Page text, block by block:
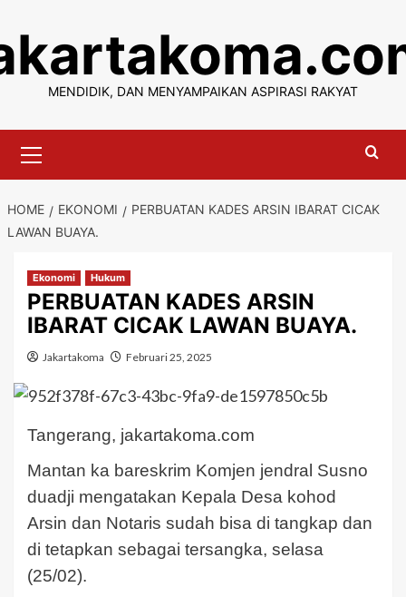
content
MENDIDIK, DAN MENYAMPAIKAN ASPIRASI RAKYAT
Menu
HOME EKONOMI
PERBUATAN KADES ARSIN IBARAT CICAK
LAWAN BUAYA.
Ekonomi Hukum
PERBUATAN KADES ARSIN
IBARAT CICAK LAWAN BUAYA.
Jakartakoma Februari 25, 2025
Tangerang, jakartakoma.com
Mantan ka bareskrim Komjen jendral Susno
duadji mengatakan Kepala Desa kohod
Arsin dan Notaris sudah bisa di tangkap dan
di tetapkan sebagai tersangka, selasa
(25/02).